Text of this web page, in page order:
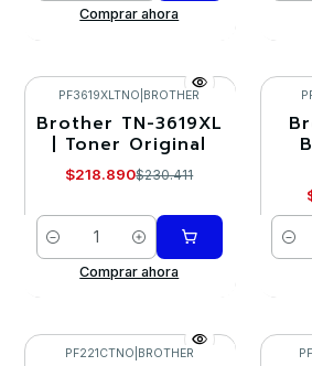
Comprar ahora
-5%
PF3619XLTNO BROTHER
Brother TN-3619XL
| Toner Original
$218.890$230.411
Cantidad
Comprar ahora
-
PF221CTNO BROTHER